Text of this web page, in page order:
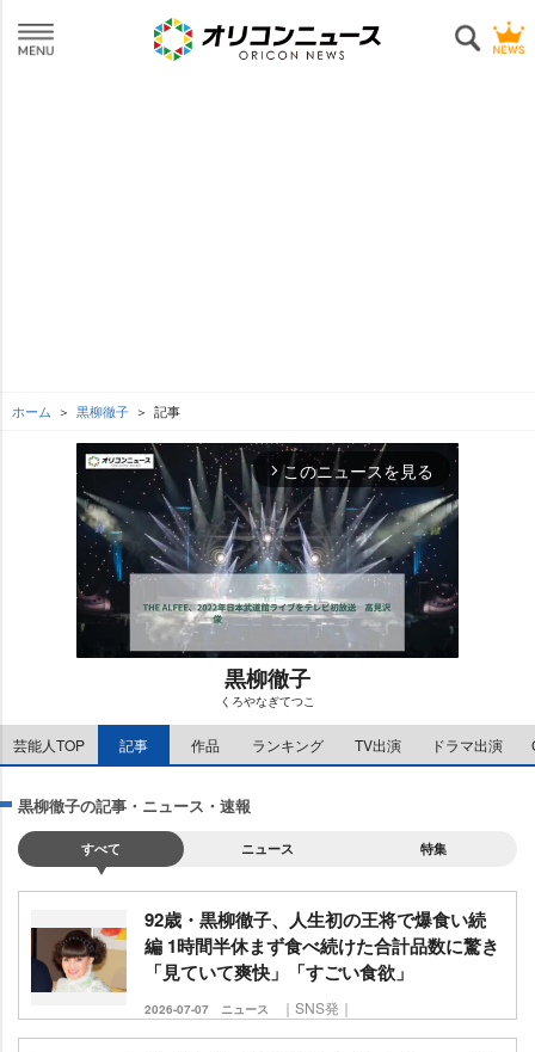
ホーム 黒柳徹子 記事
arrow_forward_ios このニュースを見る
M
u
t
黒柳徹子
くろやなぎてつこ
芸能人TOP 記事 作品 ランキング TV出演 ドラマ出演
黒柳徹子の記事・ニュース・速報
すべて ニュース 特集
92歳・黒柳徹子、人生初の王将で爆食い続
編 1時間半休まず食べ続けた合計品数に驚き
「見ていて爽快」「すごい食欲」
2026-07-07 ニュース ｜SNS発｜